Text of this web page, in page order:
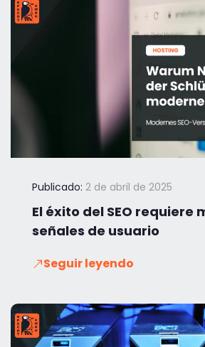
Publicado: 2 de abril de 2025
El éxito del SEO requiere
señales de usuario
Seguir leyendo